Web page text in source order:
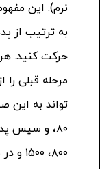
نرم): این
به ترتیب از
حرکت کنید.
مرحله قبلی